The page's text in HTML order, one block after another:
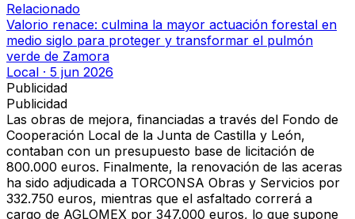
Relacionado
Valorio renace: culmina la mayor actuación forestal en
medio siglo para proteger y transformar el pulmón
verde de Zamora
Local · 5 jun 2026
Publicidad
Publicidad
Las obras de mejora, financiadas a través del Fondo de
Cooperación Local de la Junta de Castilla y León,
contaban con un presupuesto base de licitación de
800.000 euros. Finalmente, la renovación de las aceras
ha sido adjudicada a TORCONSA Obras y Servicios por
332.750 euros, mientras que el asfaltado correrá a
cargo de AGLOMEX por 347.000 euros, lo que supone